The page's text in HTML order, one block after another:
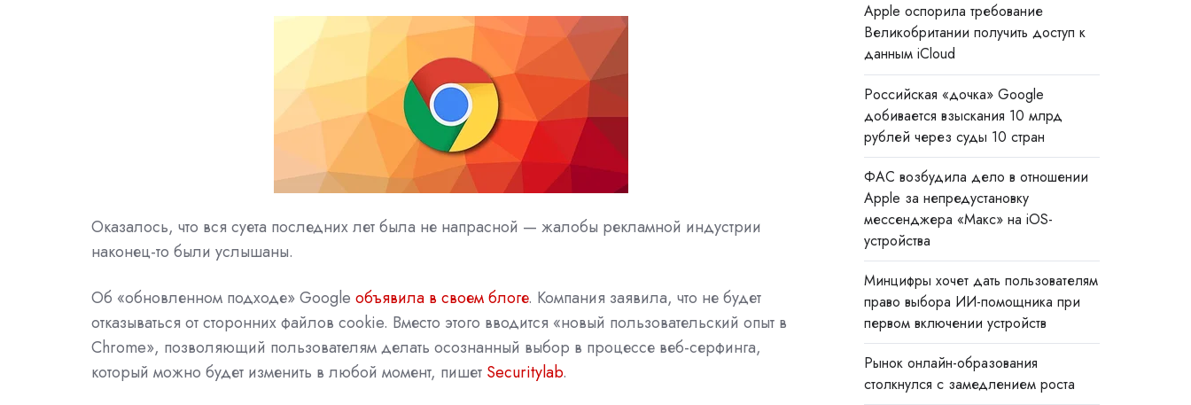
Оказалось, что вся суета последних лет была не напрасной — жалобы рекламной индустрии
наконец-то были услышаны.
Об «обновленном подходе» Google объявила в своем блоге. Компания заявила, что не будет
отказываться от сторонних файлов cookie. Вместо этого вводится «новый пользовательский опыт в
Chrome», позволяющий пользователям делать осознанный выбор в процессе веб-серфинга,
который можно будет изменить в любой момент, пишет Securitylab.
Apple оспорила требование
Великобритании получить доступ к
данным iCloud
Российская «дочка» Google
добивается взыскания 10 млрд
рублей через суды 10 стран
ФАС возбудила дело в отношении
Apple за непредустановку
мессенджера «Макс» на iOS-
устройства
Минцифры хочет дать пользователям
право выбора ИИ-помощника при
первом включении устройств
Рынок онлайн-образования
столкнулся с замедлением роста